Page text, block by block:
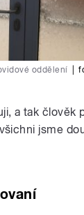
oddělení
a tak člověk
jsme